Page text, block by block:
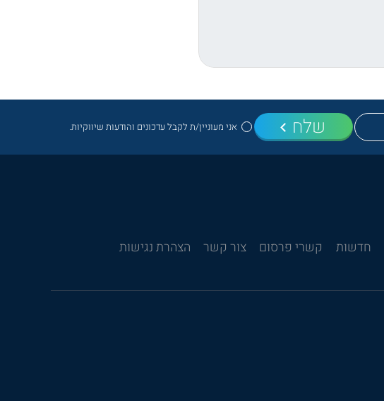
אני מעוניין/ת לקבל עדכונים והודעות שיווקיות. שלח
חדשות קשרי פרסום צור קשר הצהרת נגישות